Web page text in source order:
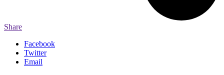
Share
Facebook
Twitter
Email